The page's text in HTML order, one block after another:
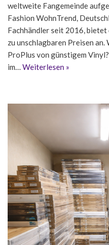
weltweite Fangemeinde
Fashion WohnTrend,
Fachhändler seit 2016,
zu unschlagbaren Preisen
ProPlus von günstigem
im… Weiterlesen »